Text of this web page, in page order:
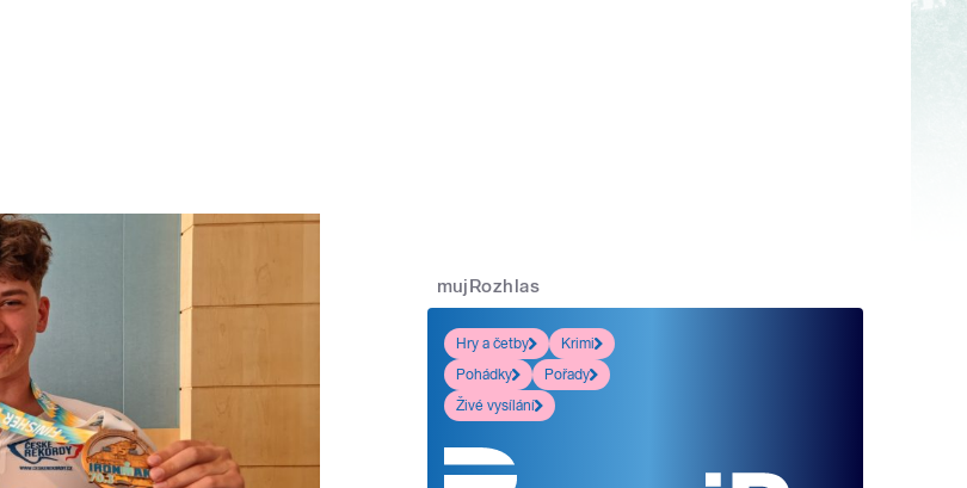
mujRozhlas
Hry a četby
Krimi
Pohádky
Pořady
Živé vysílání